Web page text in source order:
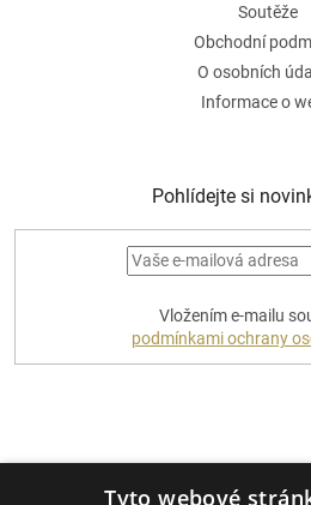
Soutěže
Obchodní
O osobních
Informace o
Pohlídejte si
Vložením e-mailu
podmínkami ochrany
Platební
Tyto webové